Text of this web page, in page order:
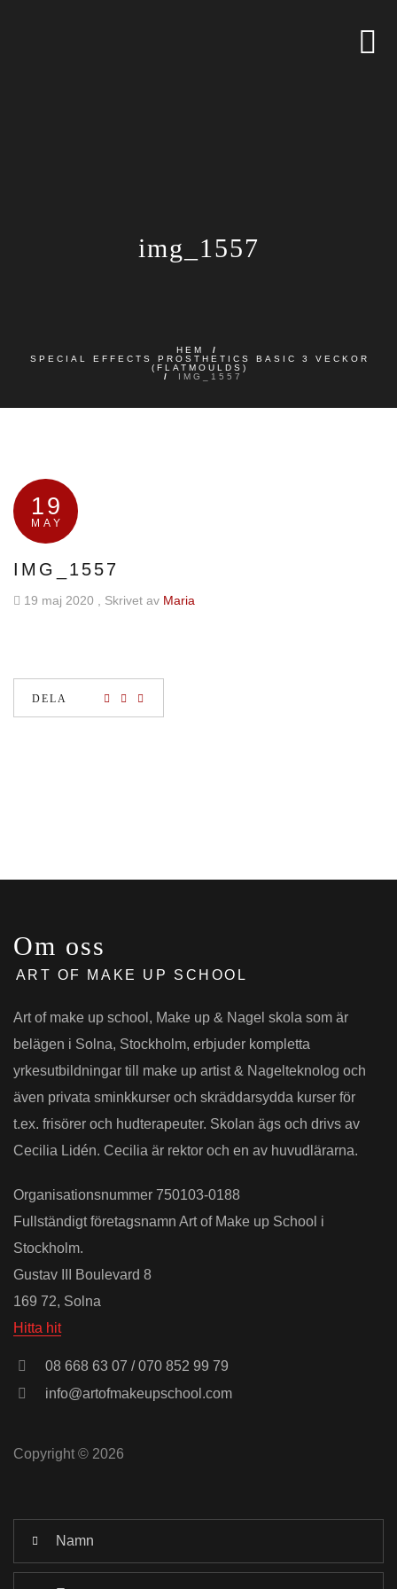
img_1557
HEM
/
SPECIAL EFFECTS PROSTHETICS BASIC 3 VECKOR
(FLATMOULDS)
/
IMG_1557
19
MAY
IMG_1557
19 maj 2020 , Skrivet av Maria
DELA
Om oss
ART OF MAKE UP SCHOOL
Art of make up school, Make up & Nagel skola som är
belägen i Solna, Stockholm, erbjuder kompletta
yrkesutbildningar till make up artist & Nagelteknolog och
även privata sminkkurser och skräddarsydda kurser för
t.ex. frisörer och hudterapeuter. Skolan ägs och drivs av
Cecilia Lidén. Cecilia är rektor och en av huvudlärarna.
Organisationsnummer 750103-0188
Fullständigt företagsnamn Art of Make up School i
Stockholm.
Gustav III Boulevard 8
169 72, Solna
Hitta hit
08 668 63 07 / 070 852 99 79
info@artofmakeupschool.com
Copyright © 2026